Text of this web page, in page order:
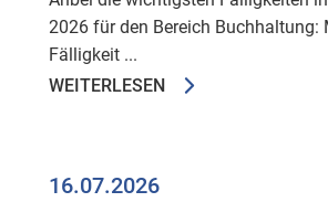
2026 für den Bereich Buchhaltung:
Fälligkeit ...
WEITERLESEN
16.07.2026